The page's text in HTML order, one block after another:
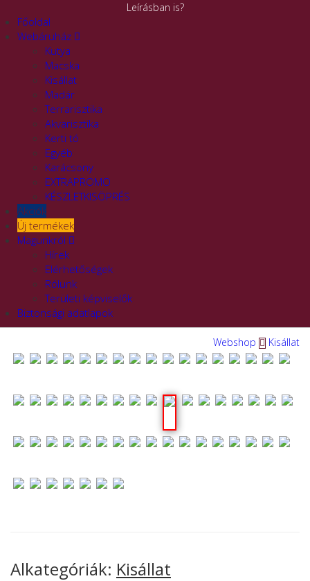
Leírásban is?
Főoldal
Webáruház
Kutya
Macska
Kisállat
Madár
Terrarisztika
Akvarisztika
Kerti tó
Egyéb
Karácsony
EXTRAPROMO
KÉSZLETKISÖPRÉS
Akciók
Új termékek
Magunkról
Hírek
Elérhetőségek
Rólunk
Területi képviselők
Biztonsági adatlapok
Webshop Kisállat
Alkategóriák: Kisállat